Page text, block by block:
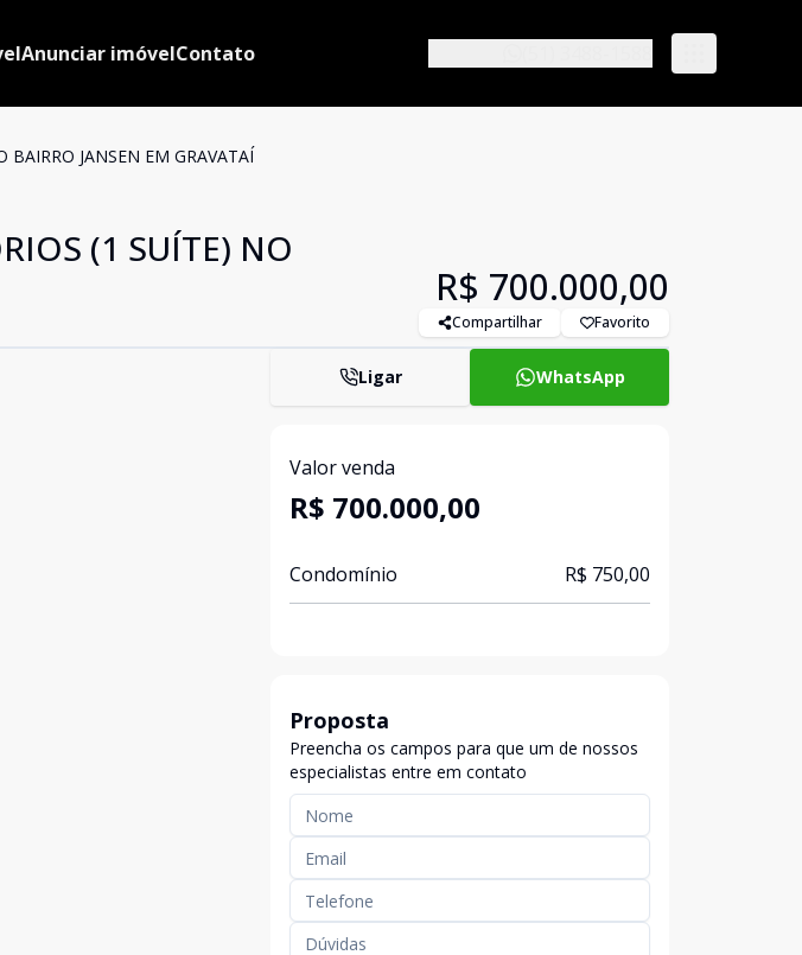
Anunciar imóvelContato
JANSEN EM GRAVATAÍ
(1 SUÍTE) NO
R$ 700.000,00
Compartilhar Favorito
Ligar WhatsApp
Valor venda
R$ 700.000,00
Condomínio R$ 750,00
Proposta
Preencha os campos para que um de nossos
especialistas entre em contato